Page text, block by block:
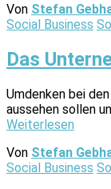
Von Stefan
Social Business
Das
Umdenken bei
aussehen sollen
Weiterlesen
Von Stefan
Social Business